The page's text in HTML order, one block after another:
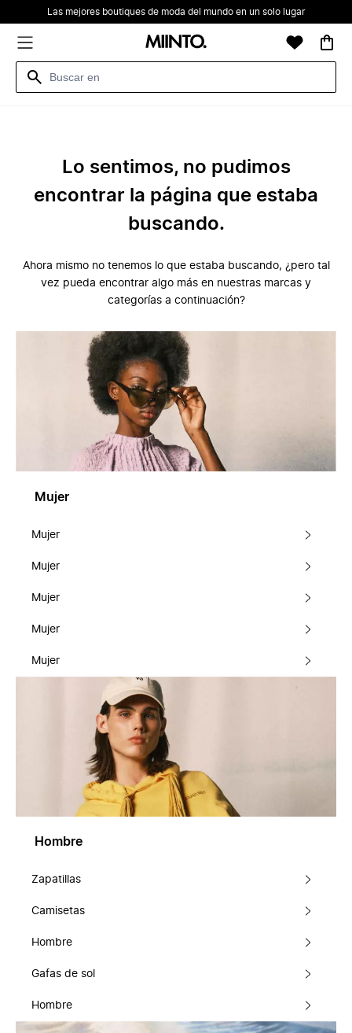
Las mejores boutiques de moda del mundo en un solo lugar
Lo sentimos, no pudimos
encontrar la página que estaba
buscando.
Ahora mismo no tenemos lo que estaba buscando, ¿pero tal
vez pueda encontrar algo más en nuestras marcas y
categorías a continuación?
Mujer
Mujer
Mujer
Mujer
Mujer
Mujer
Hombre
Zapatillas
Camisetas
Hombre
Gafas de sol
Hombre